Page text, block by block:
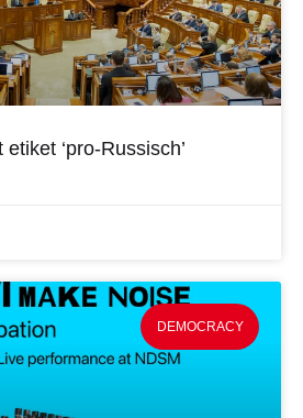
‘pro-Russisch’
DEMOCRACY